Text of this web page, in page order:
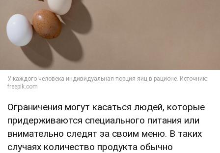
Ограничения могут касаться людей, которые
придерживаются специального питания или
внимательно следят за своим меню. В таких
случаях количество продукта обычно